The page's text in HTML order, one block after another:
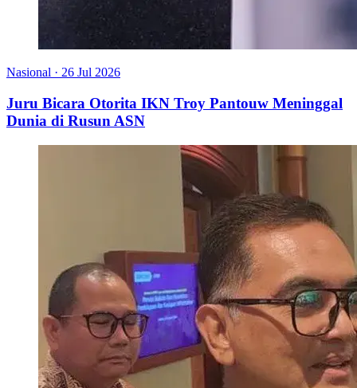
Nasional · 26 Jul 2026
Juru Bicara Otorita IKN Troy Pantouw Meninggal
Dunia di Rusun ASN